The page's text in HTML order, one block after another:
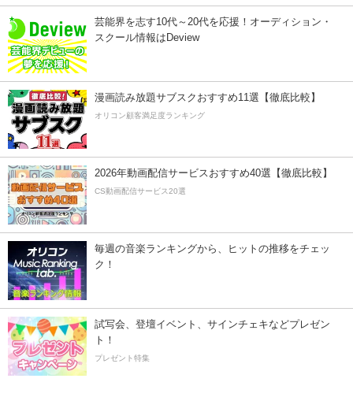
芸能界を志す10代～20代を応援！オーディション・
スクール情報はDeview
漫画読み放題サブスクおすすめ11選【徹底比較】
オリコン顧客満足度ランキング
2026年動画配信サービスおすすめ40選【徹底比較】
CS動画配信サービス20選
毎週の音楽ランキングから、ヒットの推移をチェッ
ク！
試写会、登壇イベント、サインチェキなどプレゼン
ト！
プレゼント特集